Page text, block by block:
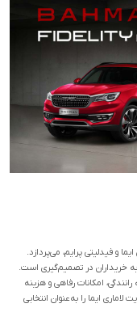
و فیدلیتی پرایم، می‌پردازد.
خریداران در تصمیم‌گیری است.
امکانات رفاهی و هزینه
ایما را به‌عنوان انتخابی